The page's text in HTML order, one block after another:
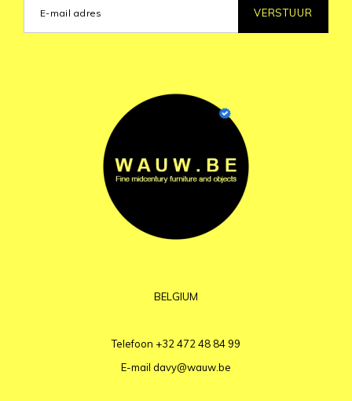
VERSTUUR
BELGIUM
Telefoon +32 472 48 84 99
E-mail davy@wauw.be